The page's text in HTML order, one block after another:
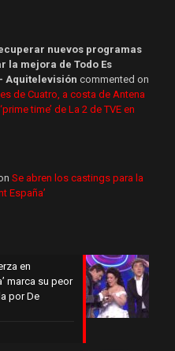
nuevos programas
la mejora de Todo Es
Aquitelevisión commented on
de Cuatro, a costa de Antena
time’ de La 2 de TVE en
Se abren los castings para la
España’
en
marca su peor
por De